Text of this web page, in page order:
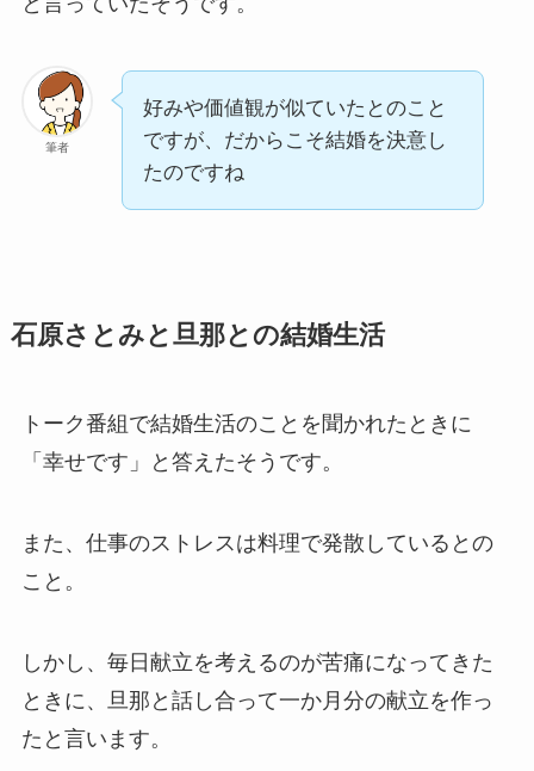
筆者
好みや価値観が似ていたとのこと
ですが、だからこそ結婚を決意し
たのですね
石原さとみと旦那との結婚生活
トーク番組で結婚生活のことを聞かれたときに
「幸せです」と答えたそうです。
また、仕事のストレスは料理で発散しているとの
こと。
しかし、毎日献立を考えるのが苦痛になってきた
ときに、旦那と話し合って一か月分の献立を作っ
たと言います。